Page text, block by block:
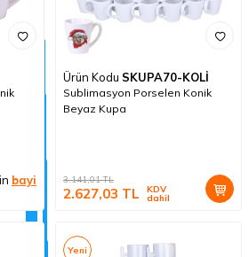
bayi
Ürün Kodu SKUPA70-KOLİ
Sublimasyon Porselen Konik
Beyaz Kupa
3.141,01TL
2.627,03 TL KDV
dahil
Yeni